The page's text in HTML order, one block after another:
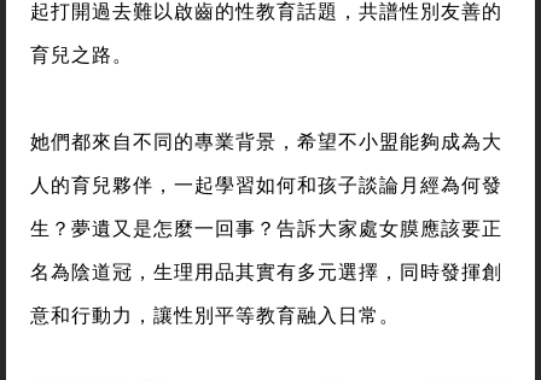
起打開過去難以啟齒的性教育話題，共譜性別友善的
育兒之路。
她們都來自不同的專業背景，希望不小盟能夠成為大
人的育兒夥伴，一起學習如何和孩子談論月經為何發
生？夢遺又是怎麼一回事？告訴大家處女膜應該要正
名為陰道冠，生理用品其實有多元選擇，同時發揮創
意和行動力，讓性別平等教育融入日常。